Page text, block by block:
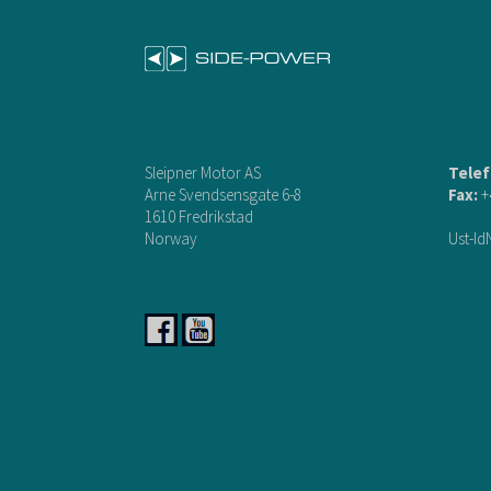
Sleipner Motor AS
Arne Svendsensgate 6-8
1610 Fredrikstad
Norway
Fax:
Ust-